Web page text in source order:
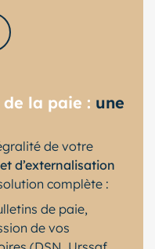
la paie : une
de votre
d’externalisation
complète :
de paie,
de vos